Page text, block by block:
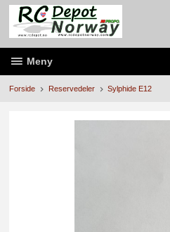
Gå
innholdet
Meny
Forside Reservedeler Sylphide E12